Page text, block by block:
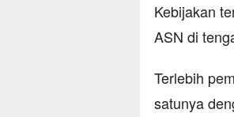
Kebijakan
ASN di
Terlebih
satunya